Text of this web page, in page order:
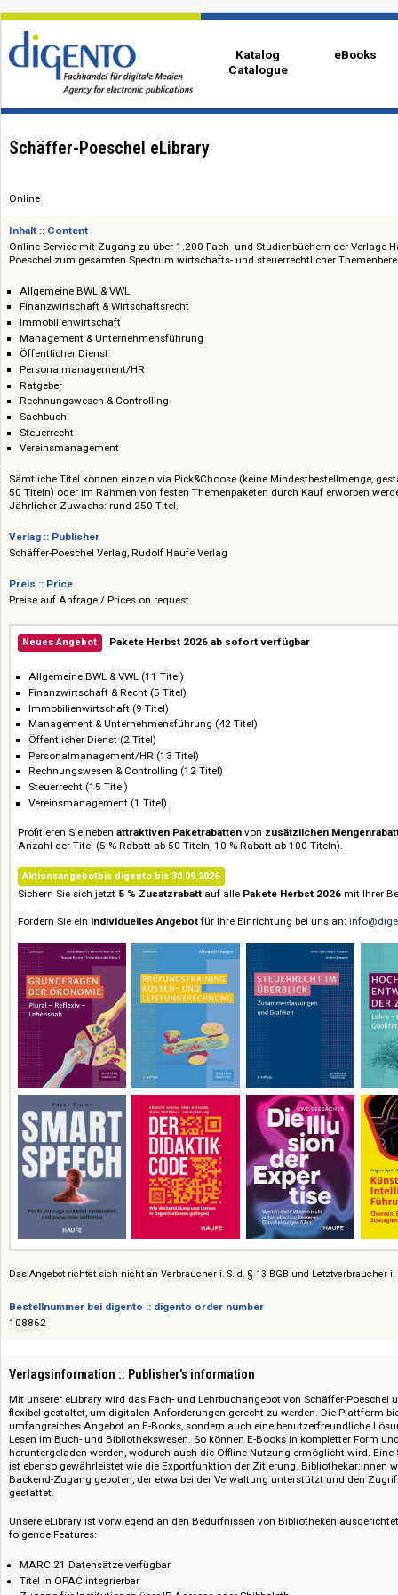
Katalog
Catalogue
Schäffer-Poeschel eLibrary
Inhalt :: Content
Poeschel zum gesamten Spektrum wirtschafts- und steuerrechtlicher
Allgemeine BWL & VWL
Finanzwirtschaft & Wirtschaftsrecht
Immobilienwirtschaft
Management & Unternehmensführung
Öffentlicher Dienst
Personalmanagement/HR
Ratgeber
Rechnungswesen & Controlling
Steuerrecht
Vereinsmanagement
Sämtliche Titel können einzeln via Pick&Choose (keine
50 Titeln) oder im Rahmen von festen Themenpaketen durch Kauf
Jährlicher Zuwachs: rund 250 Titel.
Verlag :: Publisher
Preis :: Price
Neues Angebot Pakete Herbst 2026 ab sofort verfügbar
Allgemeine BWL & VWL (11 Titel)
Finanzwirtschaft & Recht (5 Titel)
Immobilienwirtschaft (9 Titel)
Management & Unternehmensführung (42 Titel)
Personalmanagement/HR (13 Titel)
Steuerrecht (15 Titel)
Vereinsmanagement (1 Titel)
Profitieren Sie nebenattraktiven Paketrabattenvon zusätzlichen
Aktionsangebotbis digento bis 30.09.2026
Sichern Sie sich jetzt 5 % Zusatzrabattauf allePakete Herbst 2026
Fordern Sie einindividuelles Angebotfür Ihre Einrichtung bei uns an:
Das Angebot richtet sich nicht an Verbraucher i. S. d. § 13 BGB und
Bestellnummer bei digento :: digento order number
108862
Verlagsinformation :: Publisher's information
flexibel gestaltet, um digitalen Anforderungen gerecht zu werden. Die
umfangreiches Angebot an E-Books, sondern auch eine